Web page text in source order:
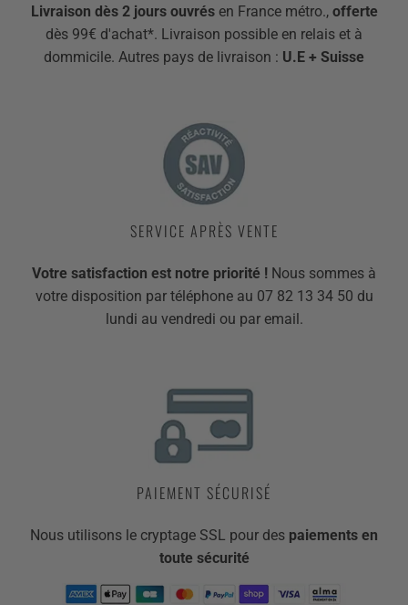
Livraison dès 2 jours ouvrésen France métro., offerte
dès 99€ d'achat*. Livraison possible en relais et à
dommicile. Autres pays de livraison : U.E + Suisse
SERVICE APRÈS VENTE
Votre satisfaction est notre priorité ! Nous sommes à
votre disposition par téléphone au 07 82 13 34 50 du
lundi au vendredi ou par email.
PAIEMENT SÉCURISÉ
Nous utilisons le cryptage SSL pour des paiements en
toute sécurité